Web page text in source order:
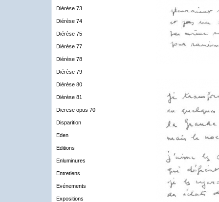
Diérèse 73
Diérèse 74
Diérèse 75
Diérèse 77
Diérèse 78
Diérèse 79
Diérèse 80
Diérèse 81
Dierese opus 70
Disparition
Eden
Editions
Enluminures
Entretiens
Evénements
Expositions